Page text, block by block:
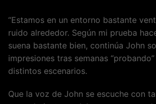
“Estamos en un entorno bastante
ruido alrededor. Según mi prueba
suena bastante bien, continúa John
impresiones tras semanas
distintos escenarios.
Que la voz de John se escuche con